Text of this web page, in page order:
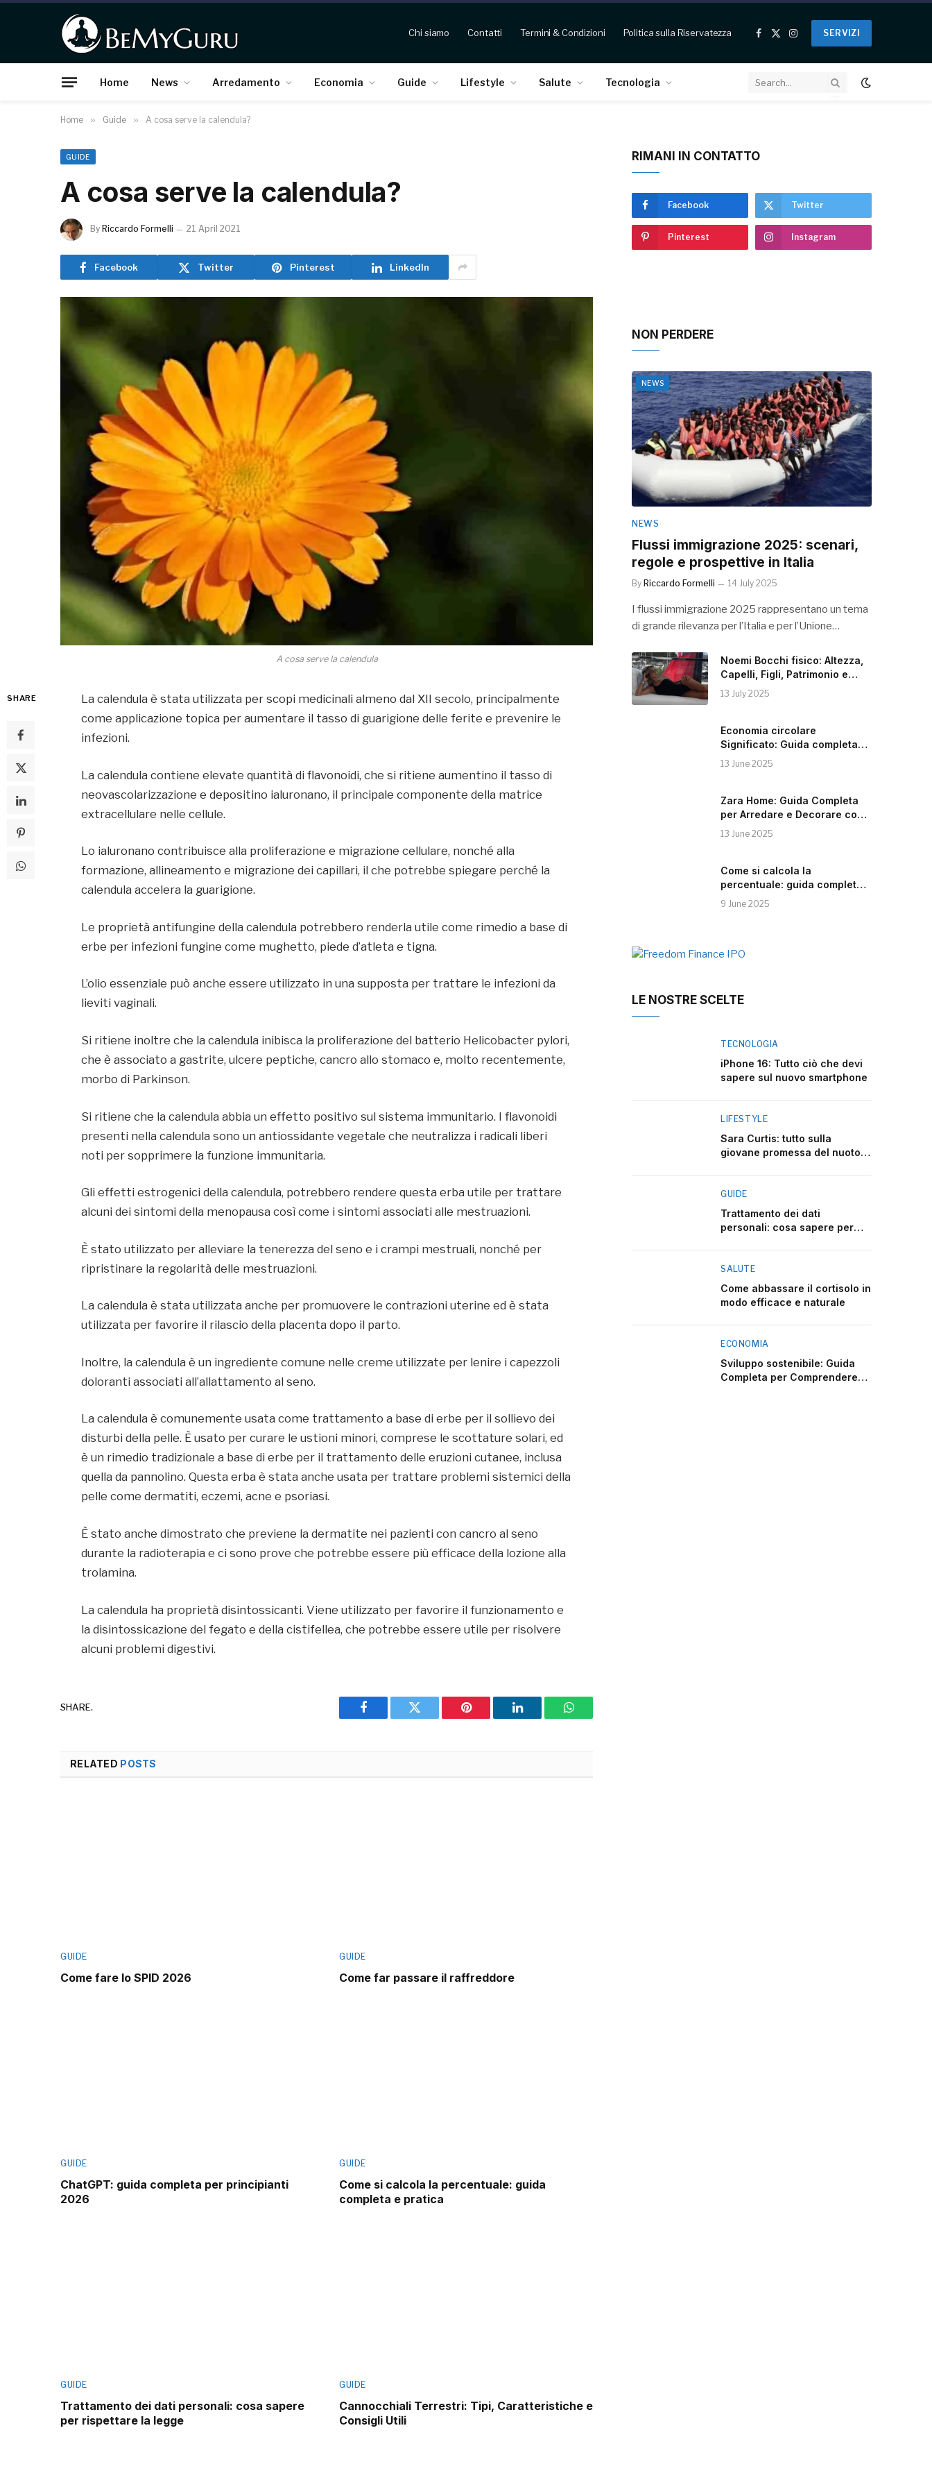
Chi siamo Contatti Termini & Condizioni Politica sulla Riservatezza
Facebook
X
Instagram
SERVIZI
Home News Arredamento Economia Guide Lifestyle Salute Tecnologia
Home » Guide » A cosa serve la calendula?
GUIDE
A cosa serve la calendula?
By Riccardo Formelli 21 April 2021
Facebook Twitter Pinterest LinkedIn
A cosa serve la calendula
SHARE
La calendula è stata utilizzata per scopi medicinali almeno dal XII secolo, principalmente
come applicazione topica per aumentare il tasso di guarigione delle ferite e prevenire le
infezioni.
La calendula contiene elevate quantità di flavonoidi, che si ritiene aumentino il tasso di
neovascolarizzazione e depositino ialuronano, il principale componente della matrice
extracellulare nelle cellule.
Lo ialuronano contribuisce alla proliferazione e migrazione cellulare, nonché alla
formazione, allineamento e migrazione dei capillari, il che potrebbe spiegare perché la
calendula accelera la guarigione.
Le proprietà antifungine della calendula potrebbero renderla utile come rimedio a base di
erbe per infezioni fungine come mughetto, piede d’atleta e tigna.
L’olio essenziale può anche essere utilizzato in una supposta per trattare le infezioni da
lieviti vaginali.
Si ritiene inoltre che la calendula inibisca la proliferazione del batterio Helicobacter pylori,
che è associato a gastrite, ulcere peptiche, cancro allo stomaco e, molto recentemente,
morbo di Parkinson.
Si ritiene che la calendula abbia un effetto positivo sul sistema immunitario. I flavonoidi
presenti nella calendula sono un antiossidante vegetale che neutralizza i radicali liberi
noti per sopprimere la funzione immunitaria.
Gli effetti estrogenici della calendula, potrebbero rendere questa erba utile per trattare
alcuni dei sintomi della menopausa così come i sintomi associati alle mestruazioni.
È stato utilizzato per alleviare la tenerezza del seno e i crampi mestruali, nonché per
ripristinare la regolarità delle mestruazioni.
La calendula è stata utilizzata anche per promuovere le contrazioni uterine ed è stata
utilizzata per favorire il rilascio della placenta dopo il parto.
Inoltre, la calendula è un ingrediente comune nelle creme utilizzate per lenire i capezzoli
doloranti associati all’allattamento al seno.
La calendula è comunemente usata come trattamento a base di erbe per il sollievo dei
disturbi della pelle. È usato per curare le ustioni minori, comprese le scottature solari, ed
è un rimedio tradizionale a base di erbe per il trattamento delle eruzioni cutanee, inclusa
quella da pannolino. Questa erba è stata anche usata per trattare problemi sistemici della
pelle come dermatiti, eczemi, acne e psoriasi.
È stato anche dimostrato che previene la dermatite nei pazienti con cancro al seno
durante la radioterapia e ci sono prove che potrebbe essere più efficace della lozione alla
trolamina.
La calendula ha proprietà disintossicanti. Viene utilizzato per favorire il funzionamento e
la disintossicazione del fegato e della cistifellea, che potrebbe essere utile per risolvere
alcuni problemi digestivi.
SHARE.
Facebook Twitter Pinterest LinkedIn WhatsApp
RELATED POSTS
GUIDE
Come fare lo SPID 2026
GUIDE
Come far passare il raffreddore
GUIDE
ChatGPT: guida completa per principianti
2026
GUIDE
Come si calcola la percentuale: guida
completa e pratica
GUIDE
Trattamento dei dati personali: cosa sapere
per rispettare la legge
GUIDE
Cannocchiali Terrestri: Tipi, Caratteristiche e
Consigli Utili
RIMANI IN CONTATTO
Facebook Twitter
Pinterest Instagram
NON PERDERE
NEWS
NEWS
Flussi immigrazione 2025: scenari,
regole e prospettive in Italia
By Riccardo Formelli 14 July 2025
I flussi immigrazione 2025 rappresentano un tema
di grande rilevanza per l’Italia e per l’Unione…
Noemi Bocchi fisico: Altezza,
Capelli, Figli, Patrimonio e
Instagram
13 July 2025
Economia circolare
Significato: Guida completa
alla Sostenibilità
13 June 2025
Zara Home: Guida Completa
per Arredare e Decorare con
Stile
13 June 2025
Come si calcola la
percentuale: guida completa e
pratica
9 June 2025
LE NOSTRE SCELTE
TECNOLOGIA
iPhone 16: Tutto ciò che devi
sapere sul nuovo smartphone
LIFESTYLE
Sara Curtis: tutto sulla
giovane promessa del nuoto
GUIDE
Trattamento dei dati
personali: cosa sapere per
SALUTE
Come abbassare il cortisolo in
modo efficace e naturale
ECONOMIA
Sviluppo sostenibile: Guida
Completa per Comprendere